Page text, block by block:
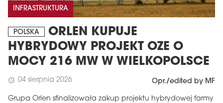
INFRASTRUKTURA
POLSKA
ORLEN KUPUJE
HYBRYDOWY PROJEKT OZE O
MOCY 216 MW W WIELKOPOLSCE
schedule 04 sierpnia 2026 Opr./edited by MF
Grupa Orlen sfinalizowała zakup projektu hybrydowej farmy